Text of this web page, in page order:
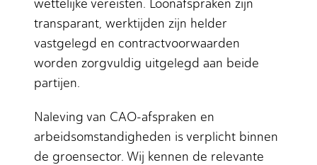
wettelijke vereisten. Loonafspraken zijn
transparant, werktijden zijn helder
vastgelegd en contractvoorwaarden
worden zorgvuldig uitgelegd aan beide
partijen.
Naleving van CAO-afspraken en
arbeidsomstandigheden is verplicht binnen
de groensector. Wij kennen de relevante